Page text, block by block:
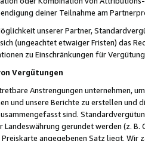
deiner Teilnahme am
unserer Partner,
(ungeachtet etwaiger Fristen) das
zu Einschränkungen für
Vergütungen
Anstrengungen unternehmen,
und unsere Berichte zu erstellen und
sind.
Landeswährung gerundet werden (z.
angegebenen Satz liegt.